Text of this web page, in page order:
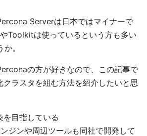
Serverは日本ではマイナーで
Toolkitは使っているという方も多い
。
の方が好きなので、この記事で
クラスタを組む方法を紹介したいと思
目指している
ジンや周辺ツールも同社で開発して